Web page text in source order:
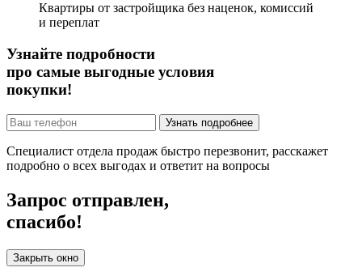
Квартиры от застройщика без наценок, комиссий
и переплат
Узнайте подробности
про самые выгодные условия
покупки!
Узнать подробнее
Специалист отдела продаж быстро перезвонит, расскажет
подробно о всех выгодах и ответит на вопросы
Запрос отправлен,
спасибо!
Закрыть окно